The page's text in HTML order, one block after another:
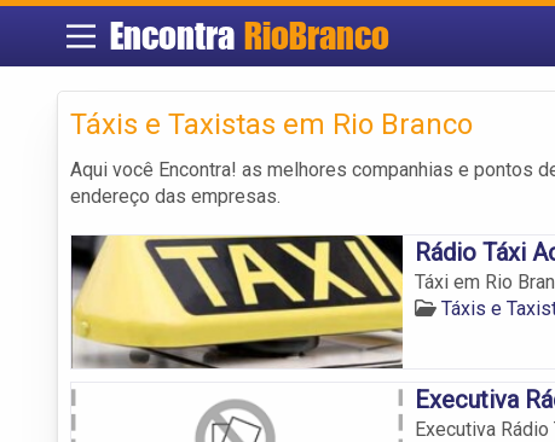
Encontra RioBranco
Táxis e Taxistas em Rio Branco
Aqui você Encontra! as melhores companhias e pontos
endereço das empresas.
Rádio Táxi
Táxi em Rio
Táxis e
Executiva
Executiva Rádio